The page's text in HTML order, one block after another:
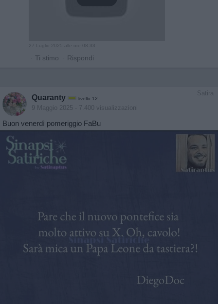
27 Luglio 2025 alle ore 08:33
· Ti stimo · Rispondi
Satira
Quaranty livello 12
9 Maggio 2025 - 7.400 visualizzazioni
Buon venerdì pomeriggio FaBu